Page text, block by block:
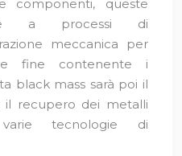
componenti, queste
a processi di
meccanica per
fine contenente i
black mass sarà poi il
recupero dei metalli
tecnologie di